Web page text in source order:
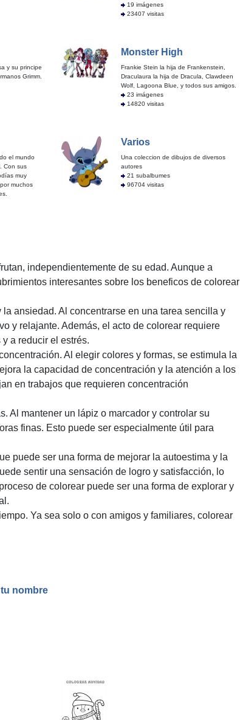
19 imágenes
23407 visitas
y su principe
Grimm.
Monster High
Frankie Stein la hija de Frankenstein,
Draculaura la hija de Dracula, Clawdeen
Wolf, Lagoona Blue, y todos sus amigos.
23 imágenes
14820 visitas
el mundo
Con sus
muy
muchos
Varios
Una coleccion de dibujos de diversos
autores
21 subalbumes
96704 visitas
independientemente de su edad. Aunque a
interesantes sobre los beneficos de colorear
ansiedad. Al concentrarse en una tarea sencilla y
y relajante. Además, el acto de colorear requiere
a reducir el estrés.
Al elegir colores y formas, se estimula la
la capacidad de concentración y la atención a los
en trabajos que requieren concentración
Al mantener un lápiz o marcador y controlar su
finas. Esto puede ser especialmente útil para
puede ser una forma de mejorar la autoestima y la
sentir una sensación de logro y satisfacción, lo
de colorear puede ser una forma de explorar y
Ya sea solo o con amigos y familiares, colorear
tu nombre